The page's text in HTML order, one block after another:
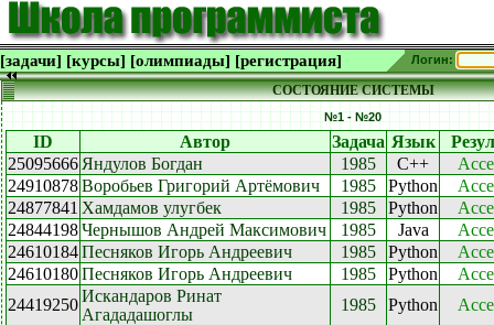
[задачи] [курсы] [олимпиады] [регистрация] Логин:
СОСТОЯНИЕ СИСТЕМЫ
№1 - №20
ID Автор Задача Язык
25095666 Яндулов Богдан 1985 C++
24910878Воробьев Григорий Артёмович 1985 Python
24877841 Хамдамов улугбек 1985 Python
24844198Чернышов Андрей Максимович 1985 Java
24610184Песняков Игорь Андреевич 1985 Python
24610180Песняков Игорь Андреевич 1985 Python
24419250Искандаров Ринат
Агададашоглы
1985 Python